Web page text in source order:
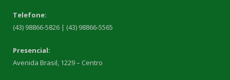
Telefone:
(43) 98866-5826 | (43) 98866-5565
Presencial:
Avenida Brasil, 1229 – Centro